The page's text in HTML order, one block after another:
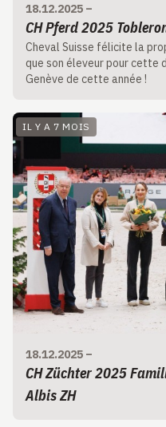
18.12.2025 –
CH Pferd 2025
Cheval Suisse félicite la
que son éleveur pour cette
Genève de cette année !
IL Y A 7 MOIS
18.12.2025 –
CH Züchter 2025
Albis ZH